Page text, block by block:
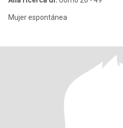
Mujer espontánea